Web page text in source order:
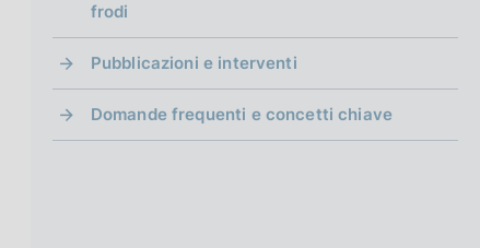
frodi
Pubblicazioni e interventi
Domande frequenti e concetti chiave